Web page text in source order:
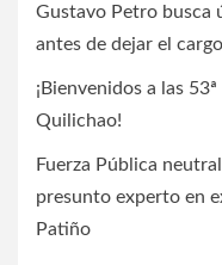
Gustavo Petro busca
antes de dejar el
¡Bienvenidos a las
Quilichao!
Fuerza Pública
presunto experto en
Patiño